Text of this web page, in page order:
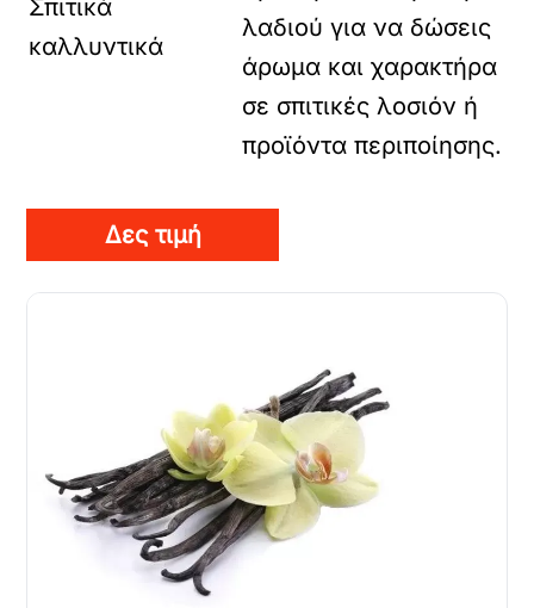
Σπιτικά
καλλυντικά
λαδιού για να δώσεις
άρωμα και χαρακτήρα
σε σπιτικές λοσιόν ή
προϊόντα περιποίησης.
Δες τιμή